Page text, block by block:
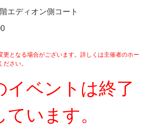
エディオン側コート
となる場合がございます。詳しくは主催者のホー
さい。
ベントは終了
ています。